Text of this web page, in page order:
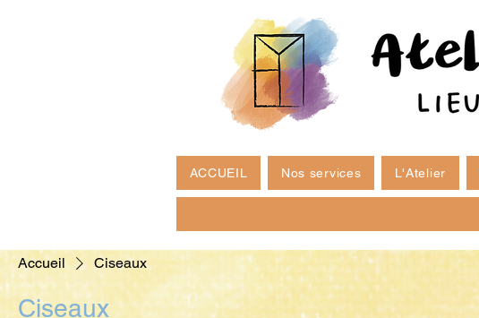
ACCUEIL Nos services L'Atelier
Accueil Ciseaux
Ciseaux